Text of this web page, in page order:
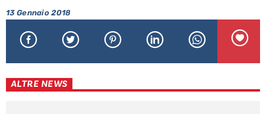
13 Gennaio 2018
ALTRE NEWS